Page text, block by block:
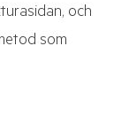
och
som